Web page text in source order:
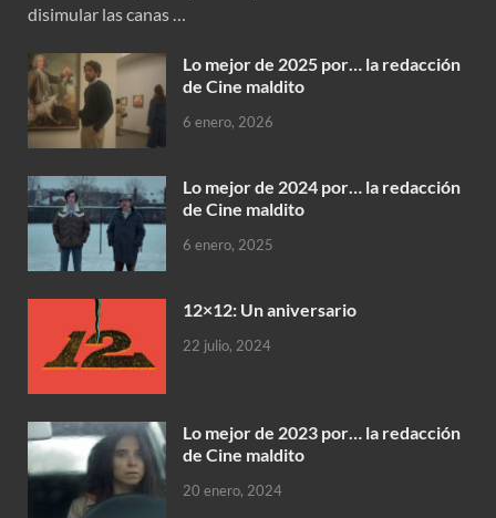
disimular las canas …
Lo mejor de 2025 por… la redacción
de Cine maldito
6 enero, 2026
Lo mejor de 2024 por… la redacción
de Cine maldito
6 enero, 2025
12×12: Un aniversario
22 julio, 2024
Lo mejor de 2023 por… la redacción
de Cine maldito
20 enero, 2024